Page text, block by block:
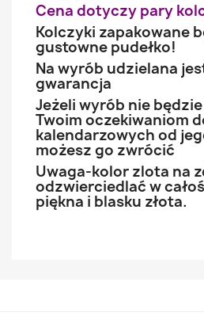
Cena dotyczy pary
Kolczyki zapakowane
gustowne pudełko!
Na wyrób udzielana
gwarancja
Jeżeli wyrób nie
Twoim oczekiwaniom
kalendarzowych od
możesz go zwrócić
Uwaga-kolor zlota na
odzwierciedlać w
piękna i blasku złota.